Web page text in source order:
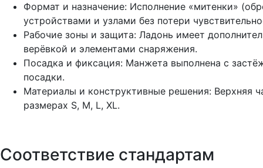
Формат и назначение: Исполнение «митенки»
устройствами и узлами без потери
Рабочие зоны и защита: Ладонь имеет
верёвкой и элементами снаряжения.
Посадка и фиксация: Манжета выполнена с
посадки.
Материалы и конструктивные решения: Верхняя
размерах S, M, L, XL.
Соответствие стандартам